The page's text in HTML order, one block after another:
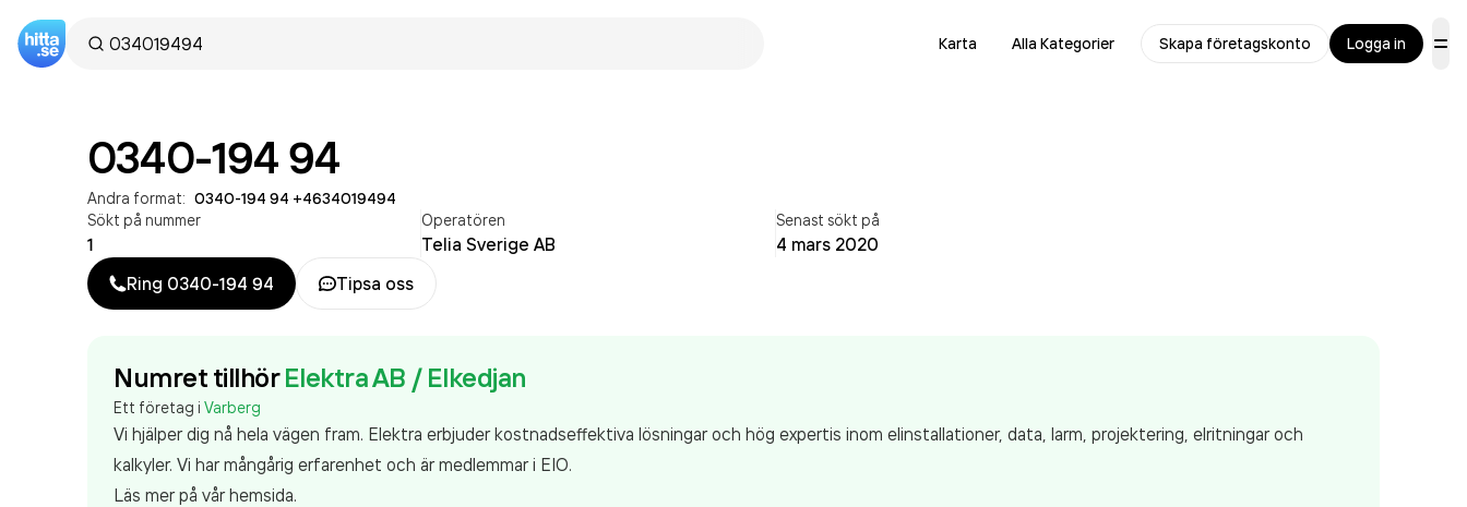
Karta Alla Kategorier Skapa företagskonto Logga in
0340-194 94
Andra format: 0340-194 94 +4634019494
Sökt på nummer
1
Operatören
Telia Sverige AB
Senast sökt på
4 mars 2020
Ring 0340-194 94 Tipsa oss
Numret tillhör Elektra AB / Elkedjan
Ett företag i Varberg
Vi hjälper dig nå hela vägen fram. Elektra erbjuder kostnadseffektiva lösningar och hög expertis inom elinstallationer, data, larm, projektering, elritningar och
kalkyler. Vi har mångårig erfarenhet och är medlemmar i EIO.
Läs mer på vår hemsida.